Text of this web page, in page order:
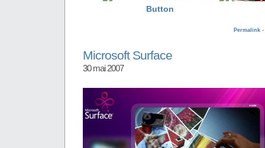
Permalink -
Microsoft Surface
30 mai 2007